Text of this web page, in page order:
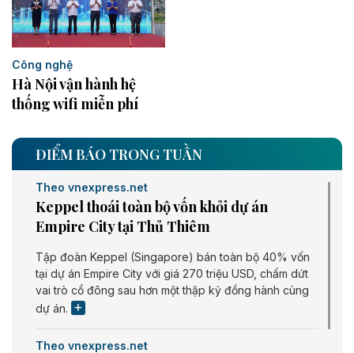
Công nghệ
Hà Nội vận hành hệ
thống wifi miễn phí
ĐIỂM BÁO TRONG TUẦN
Theo vnexpress.net
Keppel thoái toàn bộ vốn khỏi dự án
Empire City tại Thủ Thiêm
Tập đoàn Keppel (Singapore) bán toàn bộ 40% vốn
tại dự án Empire City với giá 270 triệu USD, chấm dứt
vai trò cổ đông sau hơn một thập kỷ đồng hành cùng
dự án.
Theo vnexpress.net